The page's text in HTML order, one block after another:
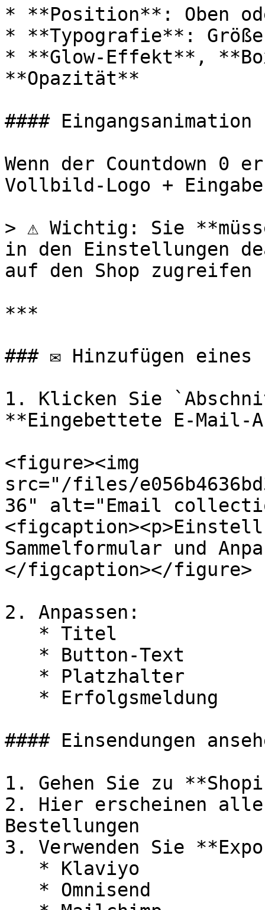
* **Position**: Oben
* **Typografie**:
* **Glow-Effekt**,
**Opazität**
#### Eingangsanimation
Wenn der Countdown
Vollbild-Logo +
> ⚠️ Wichtig: Sie
in den Einstellungen
auf den Shop zugreifen
***
### ✉️ Hinzufügen eines
1. Klicken Sie
**Eingebettete E-Mail-
<figure><img
src="/files/
36" alt="Email
Sammelformular und
</figcaption></figure>
2. Anpassen:
#### Einsendungen
1. Gehen Sie zu
2. Hier erscheinen
Bestellungen
3. Verwenden Sie